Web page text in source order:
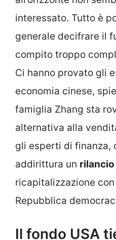
interessato. Tutto è
generale decifrare il
compito troppo
Ci hanno provato gli
economia cinese,
famiglia Zhang sta
alternativa alla
gli esperti di finanza,
addirittura un rilancio
ricapitalizzazione
Repubblica
Il fondo USA